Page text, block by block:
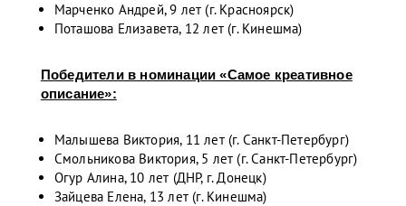
Марченко Андрей, 9 лет (г. Красноярск)
Поташова Елизавета, 12 лет (г. Кинешма)
Победители в номинации «Самое креативное
описание»:
Малышева Виктория, 11 лет (г. Санкт-Петербург)
Смольникова Виктория, 5 лет (г. Санкт-Петербург)
Огур Алина, 10 лет (ДНР, г. Донецк)
Зайцева Елена, 13 лет (г. Кинешма)